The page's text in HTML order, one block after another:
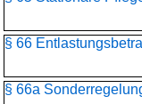
§ 66
§ 66a